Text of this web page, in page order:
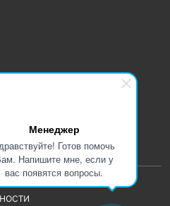
Менеджер
Готов помочь
Напишите мне, если у
вас появятся вопросы.
В. Высоцкого, 50